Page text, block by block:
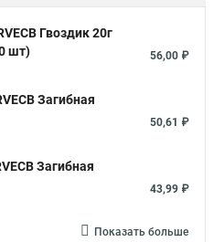
Гвоздик 20г
шт)
56,00 ₽
Загибная
50,61 ₽
Загибная
43,99 ₽
Показать больше